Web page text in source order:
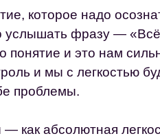
которое надо
услышать фразу —
понятие и это нам
и мы с легкостью
проблемы.
как абсолютная